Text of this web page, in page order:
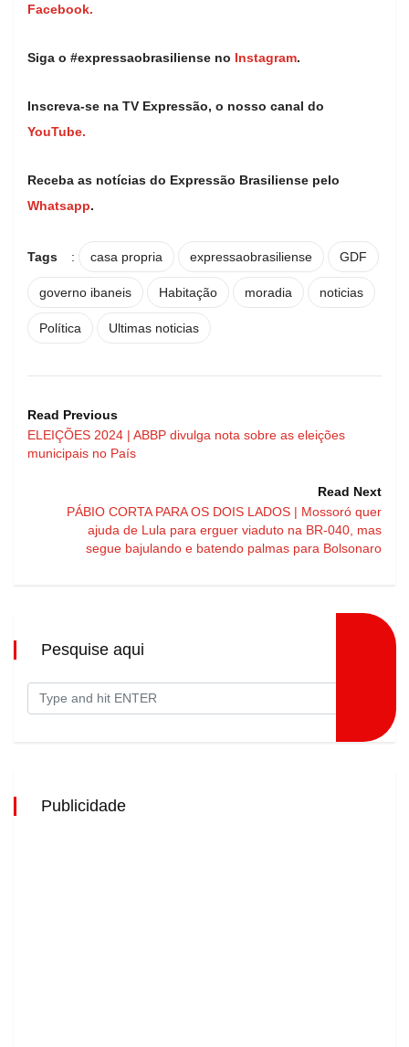
Facebook.
Siga o #expressaobrasiliense no Instagram.
Inscreva-se na TV Expressão, o nosso canal do
YouTube.
Receba as notícias do Expressão Brasiliense pelo
Whatsapp.
Tags : casa propria expressaobrasiliense GDF
governo ibaneis Habitação moradia noticias
Política Ultimas noticias
Read Previous
ELEIÇÕES 2024 | ABBP divulga nota sobre as eleições
municipais no País
Read Next
PÁBIO CORTA PARA OS DOIS LADOS | Mossoró quer
ajuda de Lula para erguer viaduto na BR-040, mas
segue bajulando e batendo palmas para Bolsonaro
Pesquise aqui
Publicidade